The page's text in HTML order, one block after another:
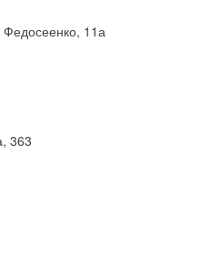
11а
363